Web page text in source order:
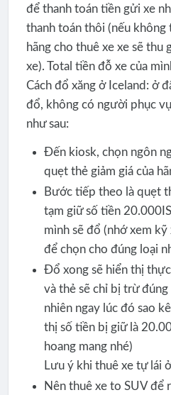
để thanh toán tiền gửi xe
thanh toán thôi (nếu không
hãng cho thuê xe xe sẽ thu
xe). Total tiền đỗ xe của
Cách đổ xăng ở Iceland: ở
đổ, không có người phục
như sau:
Đến kiosk, chọn ngôn
quẹt thẻ giảm giá của
Bước tiếp theo là quẹt
tạm giữ số tiền
mình sẽ đổ (nhớ xem
để chọn cho đúng loại
Đổ xong sẽ hiển thị
và thẻ sẽ chỉ bị trừ
nhiên ngay lúc đó sao
thị số tiền bị giữ là
hoang mang nhé)
Lưu ý khi thuê xe tự lái
Nên thuê xe to SUV để